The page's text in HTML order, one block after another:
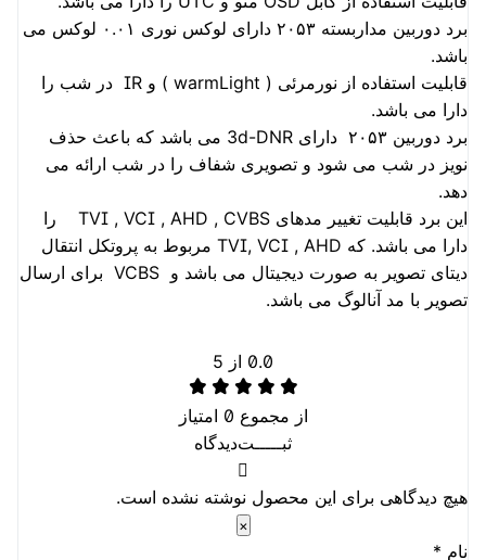
برد دوربین مداربسته ۲۰۵۳ دارای لوکس نوری ۰.۰۱ لوکس می
باشد.
قابلیت استفاده از نورمرئی ( warmLight ) و IR در شب را
دارا می باشد.
برد دوربین ۲۰۵۳ دارای 3d-DNR می باشد که باعث حذف
نویز در شب می شود و تصویری شفاف را در شب ارائه می
دهد.
این برد قابلیت تغییر مدهای TVI , VCI , AHD , CVBS را
دارا می باشد. که TVI, VCI , AHD مربوط به پروتکل انتقال
دیتای تصویر به صورت دیجیتال می باشد و VCBS برای ارسال
تصویر با مد آنالوگ می باشد.
0.0 از 5
از مجموع 0 امتیاز
ثبـــــت‌دیدگاه
هیچ دیدگاهی برای این محصول نوشته نشده است.
×
نام *